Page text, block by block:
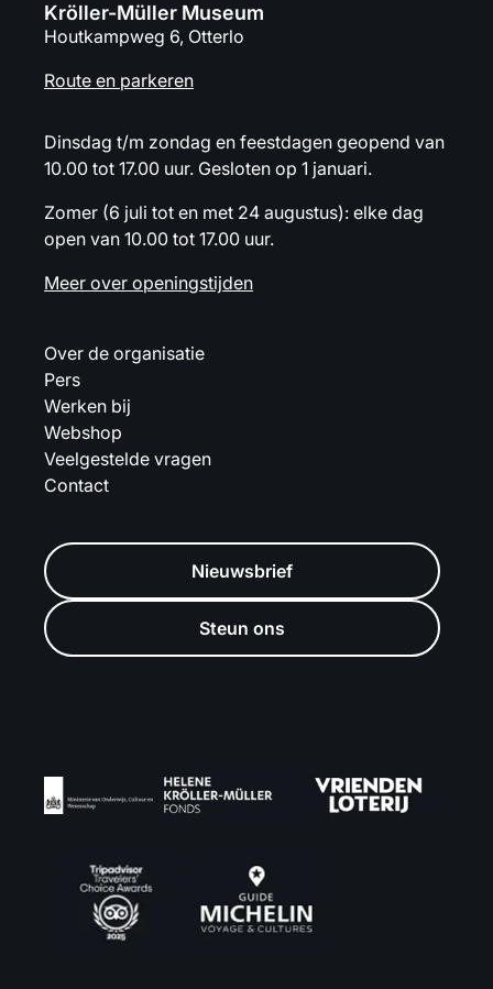
Kröller-Müller Museum
Houtkampweg 6, Otterlo
Route en parkeren
Dinsdag t/m zondag en feestdagen geopend van
10.00 tot 17.00 uur. Gesloten op 1 januari.
Zomer (6 juli tot en met 24 augustus): elke dag
open van 10.00 tot 17.00 uur.
Meer over openingstijden
Over de organisatie
Pers
Werken bij
Webshop
Veelgestelde vragen
Contact
Nieuwsbrief
Steun ons